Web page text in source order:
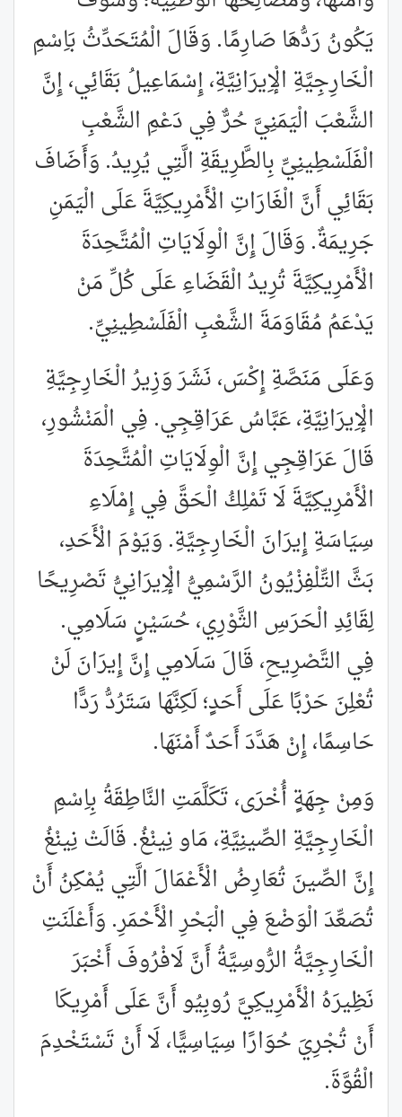
يَكُونُ رَدُّهَا صَارِمًا. وَقَالَ الْمُتَحَدِّثُ بَاِسْمِ
الْخَارِجِيَّةِ الْإِيرَانِيَّةِ، إِسْمَاعِيلُ بَقَائِي، إِنَّ
الشَّعْبَ الْيَمَنِيَّ حُرٌّ فِي دَعْمِ الشَّعْبِ
الْفَلَسْطِينِيِّ بِالطَّرِيقَةِ الَّتِي يُرِيدُ. وَأَضَافَ
بَقَائِي أَنَّ الْغَارَاتِ الْأَمْرِيكِيَّةَ عَلَى الْيَمَنِ
جَرِيمَةٌ. وَقَالَ إِنَّ الْوِلَايَاتِ الْمُتَّحِدَةَ
الْأَمْرِيكِيَّةَ تُرِيدُ الْقَضَاءِ عَلَى كُلِّ مَنْ
يَدْعَمُ مُقَاوَمَةَ الشَّعْبِ الْفَلَسْطِينِيِّ.
وَعَلَى مَنَصَّةِ إِكْسَ، نَشَرَ وَزِيرُ الْخَارِجِيَّةِ
الْإِيرَانِيَّةِ، عَبَّاسُ عَرَاقِجِي. فِي الْمَنْشُورِ،
قَالَ عَرَاقِجِي إِنَّ الْوِلَايَاتِ الْمُتَّحِدَةَ
الْأَمْرِيكِيَّةَ لَا تَمْلِكُ الْحَقَّ فِي إِمْلَاءِ
سِيَاسَةِ إِيرَانَ الْخَارِجِيَّةِ. وَيَوْمَ الْأَحَدِ،
بَثَّ التِّلْفِزْيُونُ الرَّسْمِيُّ الْإِيرَانِيُّ تَصْرِيحًا
لِقَائِدِ الْحَرَسِ الثَّوْرِي، حُسَيْنٍ سَلَامِي.
فِي التَّصْرِيحِ، قَالَ سَلَامِي إِنَّ إِيرَانَ لَنْ
تُعْلِنَ حَرْبًا عَلَى أَحَدٍ؛ لَكِنَّهَا سَتَرُدُّ رَدًّا
حَاسِمًا، إِنْ هَدَّدَ أَحَدٌ أَمْنَهَا.
وَمِنْ جِهَةٍ أُخْرَى، تَكَلَّمَتِ النَّاطِقَةُ بِاِسْمِ
الْخَارِجِيَّةِ الصِّينِيَّةِ، مَاو نِينْغُ. قَالَتْ نِينْغُ
إِنَّ الصِّينَ تُعَارِضُ الْأَعْمَالَ الَّتِي يُمْكِنُ أَنْ
تُصَعِّدَ الْوَضْعَ فِي الْبَحْرِ الْأَحْمَرِ. وَأَعْلَنَتِ
الْخَارِجِيَّةُ الرُّوسِيَّةُ أَنَّ لَافْرُوفَ أَخْبَرَ
نَظِيرَهُ الْأَمْرِيكِيَّ رُوبِيُو أَنَّ عَلَى أَمْرِيكَا
أَنْ تُجْرِيَ حُوَارًا سِيَاسِيًّا، لَا أَنْ تَسْتَخْدِمَ
الْقُوَّةَ.